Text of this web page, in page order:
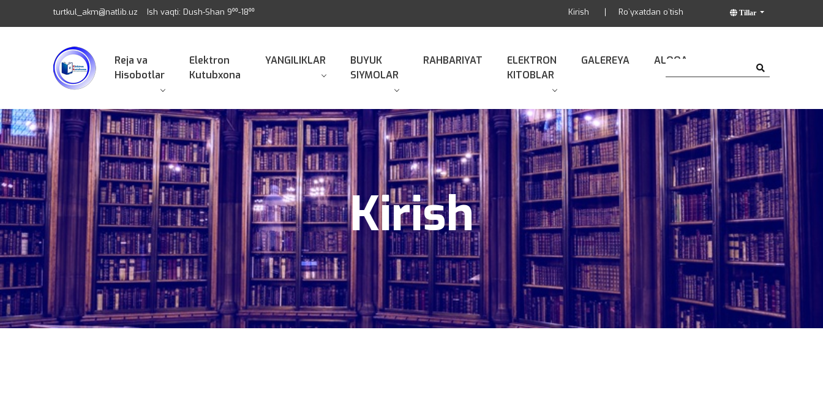
turtkul_akm@natlib.uz Ish vaqti: Dush-Shan 9⁰⁰-18⁰⁰ Tillar
Kirish Ro`yxatdan o`tish
Reja va
Hisobotlar
Elektron
Kutubxona
YANGILIKLAR
BUYUK
SIYMOLAR
RAHBARIYAT
ELEKTRON
KITOBLAR
GALEREYA ALOQA
Kirish